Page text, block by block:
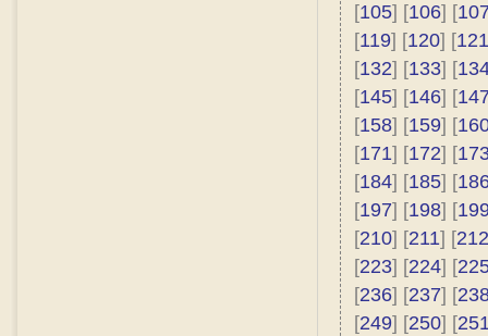
[105] [106] [
[119] [120] [121
[132] [133] [
[145] [146] [
[158] [159] [
[171] [172] [
[184] [185] [
[197] [198] [
[210] [211] [212
[223] [224] [
[236] [237] [
[249] [250] [